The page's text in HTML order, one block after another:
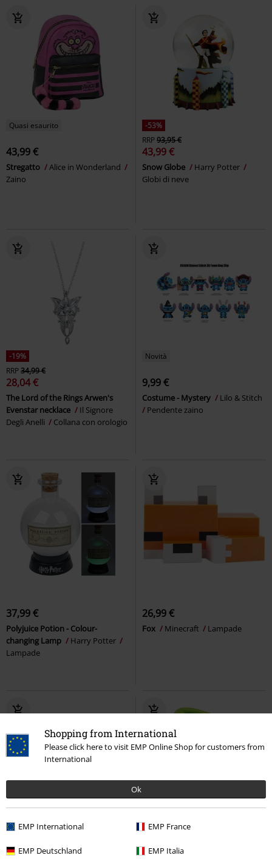
Shopping from International
Please click here to visit EMP Online Shop for customers from
International
Ok
EMP International EMP France
EMP Deutschland EMP Italia
Quasi esaurito
43,99 €
Stregatto
Alice in Wonderland
Zaino
-53%
RRP93,95 €
43,99 €
Snow Globe
Harry Potter
Globi di neve
-19%
RRP34,99 €
28,04 €
The Lord of the Rings Arwen's
Evenstar necklace
Il Signore
Degli Anelli
Collana con orologio
Novità
9,99 €
Costume - Mystery
Lilo & Stitch
Pendente zaino
37,99 €
Polyjuice Potion - Colour-
changing Lamp
Harry Potter
Lampade
26,99 €
Fox Minecraft Lampade
32,99 €
Beach Day Stitch
32,99 €
Gum Gum Fruit